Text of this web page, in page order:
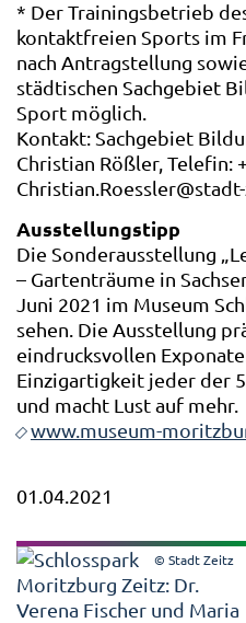
* Der Trainingsbetrieb
kontaktfreien Sports im
nach Antragstellung
städtischen Sachgebiet
Sport möglich.
Kontakt: Sachgebiet
Christian Rößler, Telefin:
Ausstellungstipp
Die Sonderausstellung
– Gartenträume in
Juni 2021 im Museum
sehen. Die Ausstellung
eindrucksvollen
Einzigartigkeit jeder der
und macht Lust auf mehr.
www.museum-
01.04.2021
© Stadt Zeitz